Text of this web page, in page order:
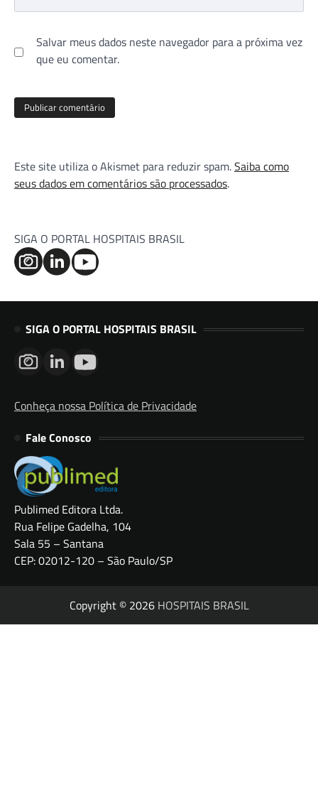
Salvar meus dados neste navegador para a próxima vez
que eu comentar.
Este site utiliza o Akismet para reduzir spam.Saiba como
seus dados em comentários são processados.
SIGA O PORTAL HOSPITAIS BRASIL
SIGA O PORTAL HOSPITAIS BRASIL
Conheça nossa Política de Privacidade
Fale Conosco
Publimed Editora Ltda.
Rua Felipe Gadelha, 104
Sala 55 – Santana
CEP: 02012-120 – São Paulo/SP
Copyright © 2026 HOSPITAIS BRASIL